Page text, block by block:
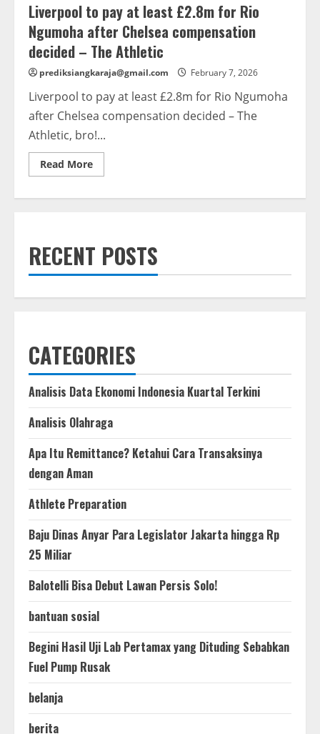
Liverpool to pay at least £2.8m for Rio
Ngumoha after Chelsea compensation
decided – The Athletic
prediksiangkaraja@gmail.com February 7, 2026
Liverpool to pay at least £2.8m for Rio Ngumoha
after Chelsea compensation decided – The
Athletic, bro!...
Read MoreRead
more
for
Rio
Ngumoha
Athletic
RECENT POSTS
CATEGORIES
Analisis Data Ekonomi Indonesia Kuartal Terkini
Analisis Olahraga
Apa Itu Remittance? Ketahui Cara Transaksinya
dengan Aman
Athlete Preparation
Baju Dinas Anyar Para Legislator Jakarta hingga Rp
25 Miliar
Balotelli Bisa Debut Lawan Persis Solo!
bantuan sosial
Begini Hasil Uji Lab Pertamax yang Dituding Sebabkan
Fuel Pump Rusak
belanja
berita